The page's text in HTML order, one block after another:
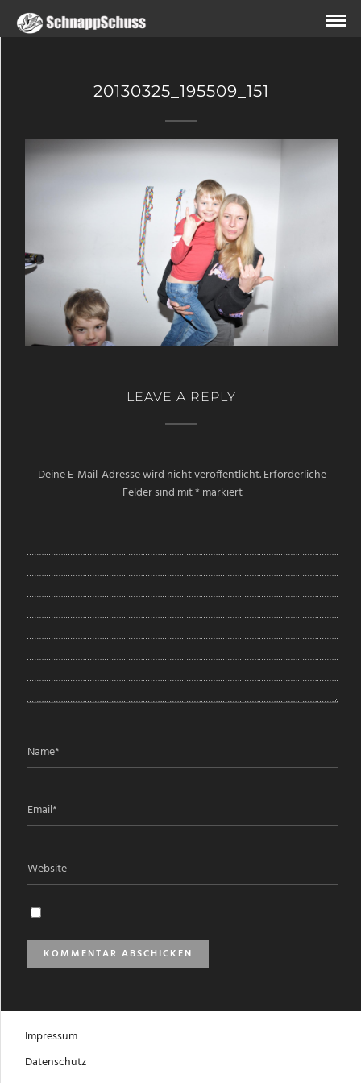
20130325_195509_151
LEAVE A REPLY
Deine E-Mail-Adresse wird nicht veröffentlicht.Erforderliche
Felder sind mit* markiert
Impressum
Datenschutz